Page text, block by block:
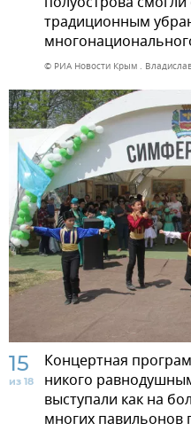
традиционным
© РИА Новости Крым .
15
из 18
Концертная
никого
выступали как на
многих павильонов